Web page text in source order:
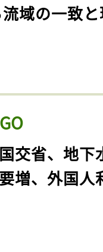
域の一致
交省、地下
増、外国人